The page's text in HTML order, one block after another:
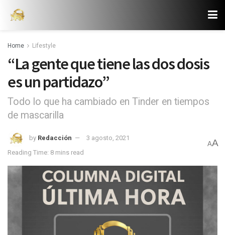
Home Lifestyle
“La gente que tiene las dos dosis
es un partidazo”
Todo lo que ha cambiado en Tinder en tiempos
de mascarilla
by Redacción
3 agosto, 2021
Reading Time: 8 mins read
AA